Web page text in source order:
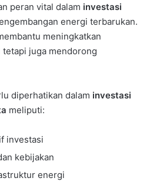
peran vital dalam investasi
energi terbarukan.
meningkatkan
juga mendorong
diperhatikan dalam investasi
meliputi:
investasi
kebijakan
energi